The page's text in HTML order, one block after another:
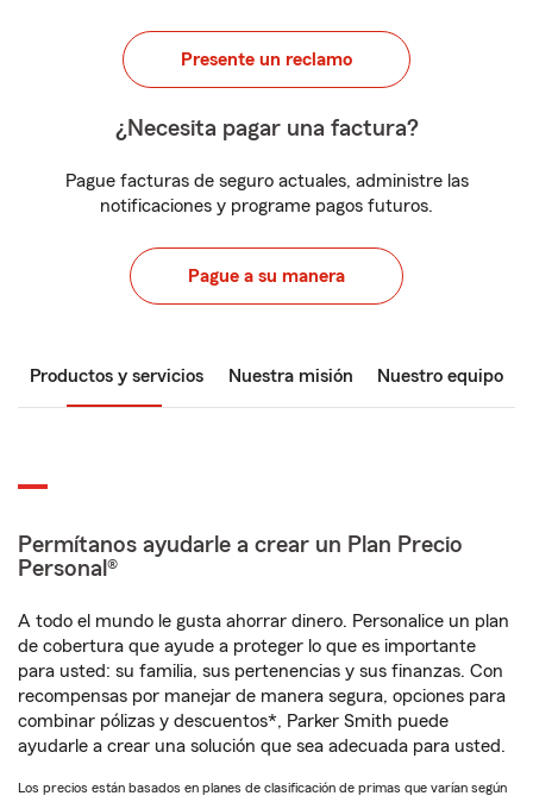
Presente un reclamo
¿Necesita pagar una factura?
Pague facturas de seguro actuales, administre las
notificaciones y programe pagos futuros.
Pague a su manera
Productos y servicios Nuestra misión Nuestro equipo
Permítanos ayudarle a crear un Plan Precio
Personal®
A todo el mundo le gusta ahorrar dinero. Personalice un plan
de cobertura que ayude a proteger lo que es importante
para usted: su familia, sus pertenencias y sus finanzas. Con
recompensas por manejar de manera segura, opciones para
combinar pólizas y descuentos*, Parker Smith puede
ayudarle a crear una solución que sea adecuada para usted.
Los precios están basados en planes de clasificación de primas que varían según